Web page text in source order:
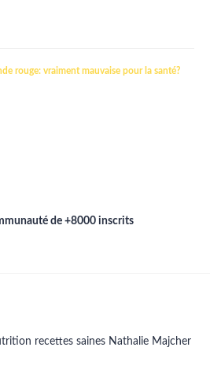
rouge: vraiment mauvaise pour la santé?
de +8000 inscrits